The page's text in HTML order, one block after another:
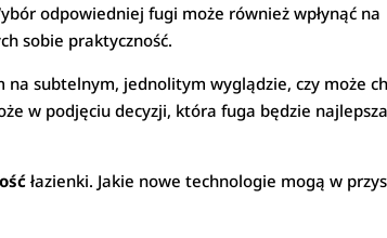
odpowiedniej fugi może również wpłynąć na
sobie praktyczność.
subtelnym, jednolitym wyglądzie, czy może
w podjęciu decyzji, która fuga będzie
łazienki. Jakie nowe technologie mogą w